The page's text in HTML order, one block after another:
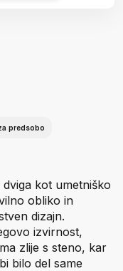
predsobo
kot umetniško
obliko in
dizajn.
izvirnost,
zlije s steno, kar
bilo del same